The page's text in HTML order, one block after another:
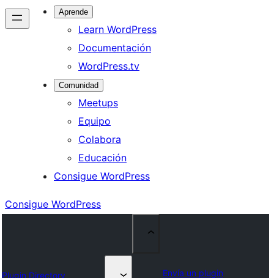
Aprende
Learn WordPress
Documentación
WordPress.tv
Comunidad
Meetups
Equipo
Colabora
Educación
Consigue WordPress
Consigue WordPress
Plugin Directory Envía un plugin